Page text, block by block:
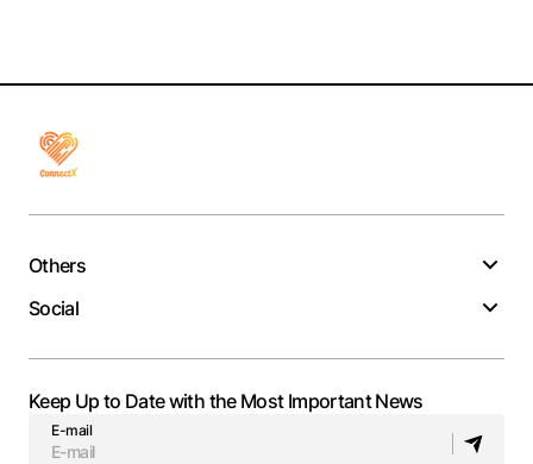
Others
Social
Keep Up to Date with the Most Important News
E-mail